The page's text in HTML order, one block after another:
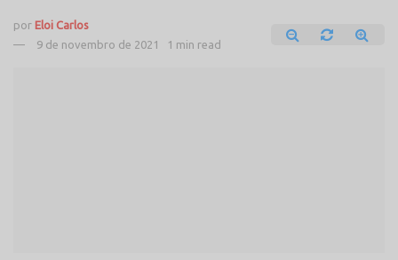
por Eloi Carlos
9 de novembro de 2021
1 min read